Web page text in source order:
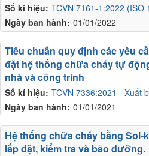
Số kí hiệu: TCVN 7161-1:2022 (ISO
Ngày ban hành: 01/01/2022
Số kí hiệu: TCVN 7336:2021 - Xuất
Ngày ban hành: 01/01/2021
Tiêu chuẩn quy định các yêu
đặt hệ thống chữa cháy tự
nhà và công trình
Hệ thống chữa cháy bằng Sol-
lắp đặt, kiểm tra và bảo dưỡng.